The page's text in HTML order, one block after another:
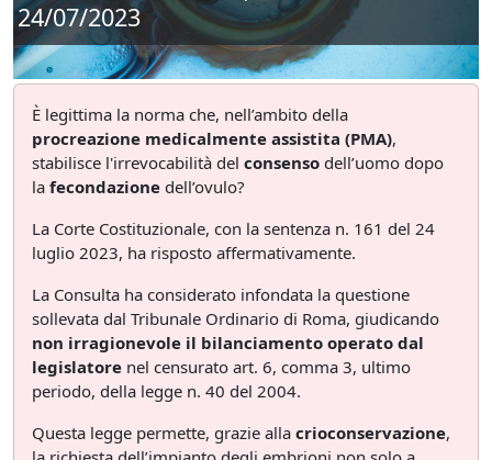
24/07/2023
È legittima la norma che, nell’ambito della
procreazione medicalmente assistita (PMA),
stabilisce l'irrevocabilità del consenso dell’uomo dopo
la fecondazione dell’ovulo?
La Corte Costituzionale, con la sentenza n. 161 del 24
luglio 2023, ha risposto affermativamente.
La Consulta ha considerato infondata la questione
sollevata dal Tribunale Ordinario di Roma, giudicando
non irragionevole il bilanciamento operato dal
legislatore nel censurato art. 6, comma 3, ultimo
periodo, della legge n. 40 del 2004.
Questa legge permette, grazie alla crioconservazione,